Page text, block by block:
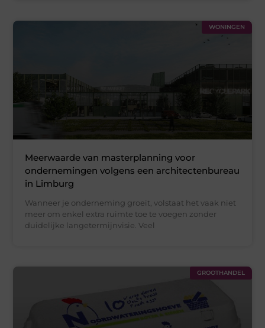
WONINGEN
Meerwaarde van masterplanning voor
ondernemingen volgens een architectenbureau
in Limburg
Wanneer je onderneming groeit, volstaat het vaak niet
meer om enkel extra ruimte toe te voegen zonder
duidelijke langetermijnvisie. Veel
GROOTHANDEL